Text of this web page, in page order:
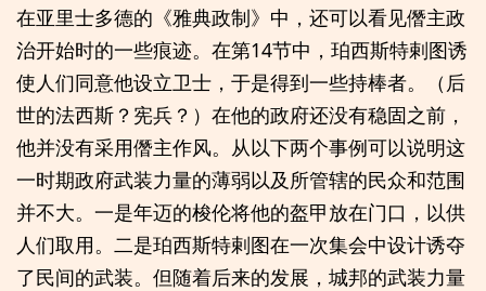
在亚里士多德的《雅典政制》中，还可以看见僭主政
治开始时的一些痕迹。在第14节中，珀西斯特剌图诱
使人们同意他设立卫士，于是得到一些持棒者。（后
世的法西斯？宪兵？）在他的政府还没有稳固之前，
他并没有采用僭主作风。从以下两个事例可以说明这
一时期政府武装力量的薄弱以及所管辖的民众和范围
并不大。一是年迈的梭伦将他的盔甲放在门口，以供
人们取用。二是珀西斯特剌图在一次集会中设计诱夺
了民间的武装。但随着后来的发展，城邦的武装力量